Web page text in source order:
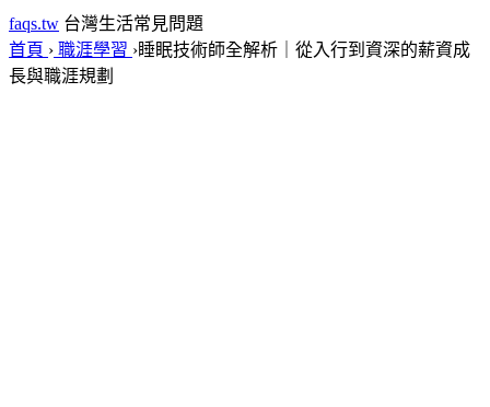
faqs.tw 台灣生活常見問題
首頁 › 職涯學習 ›睡眠技術師全解析｜從入行到資深的薪資成
長與職涯規劃